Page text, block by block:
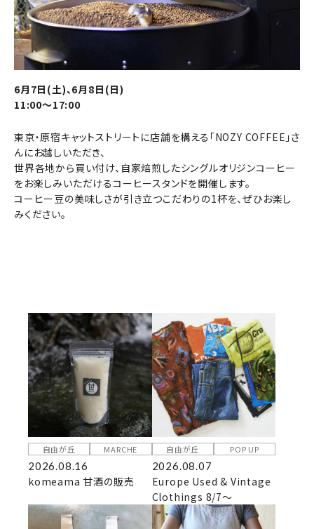
6月7日(土)、6月8日(日)
11:00～17:00
東京・原宿キャットストリートに店舗を構える「NOZY COFFEE」さ
んにお越しいただき、
世界各地から買い付け、自家焙煎したシングルオリジンコーヒー
をお楽しみいただけるコーヒースタンドを開催します。
コーヒー豆の美味しさが引き立つこだわりの1杯を、ぜひお楽し
みください。
自由が丘 MARCHE
2026.08.16
komeama 甘酒の販売
自由が丘 POP UP
2026.08.07
Europe Used & Vintage
Clothings 8/7～